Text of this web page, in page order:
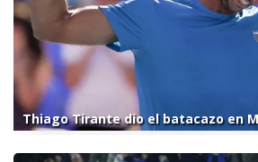
Thiago Tirante dio el batacazo en